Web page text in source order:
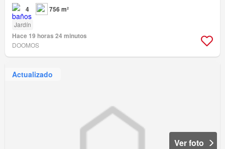
4 756 m²
Jardín
Hace 19 horas 24 minutos
DOOMOS
Actualizado
Ver foto